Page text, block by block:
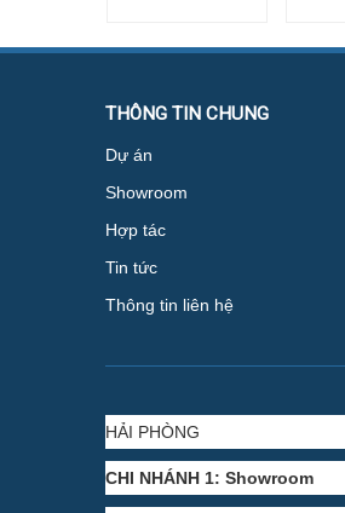
THÔNG TIN CHUNG
Dự án
Showroom
Hợp tác
Tin tức
Thông tin liên hệ
HẢI PHÒNG
CHI NHÁNH 1: Showroom